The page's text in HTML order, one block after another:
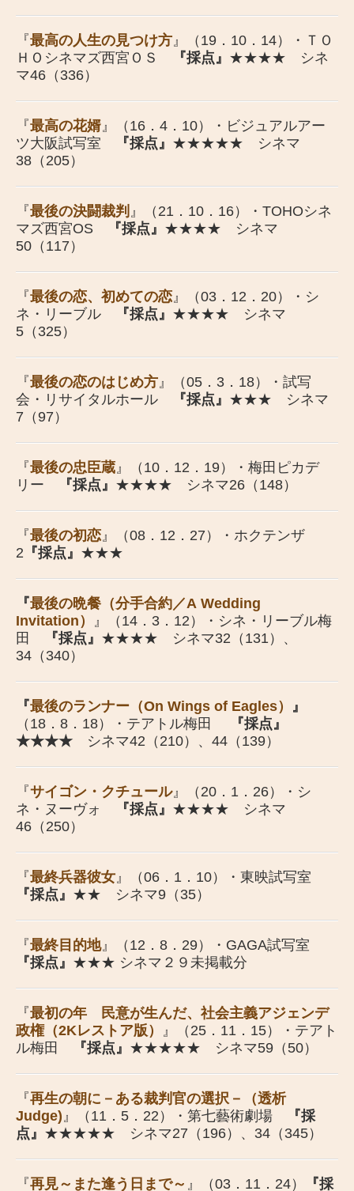
『最高の人生の見つけ方 』（19．10．14）・ＴＯ
ＨＯシネマズ西宮ＯＳ
『採点』 ★★★★ シネ
マ46（336）
『最高の花婿 』（16．4．10）・ビジュアルアー
ツ大阪試写室
『採点』 ★★★★★ シネマ
38（205）
『最後の決闘裁判 』（21．10．16）・TOHOシネ
マズ西宮OS
『採点』 ★★★★ シネマ
50（117）
『最後の恋、初めての恋 』（03．12．20）・シ
ネ・リーブル
『採点』 ★★★★ シネマ
5（325）
『最後の恋のはじめ方 』（05．3．18）・試写
会・リサイタルホール
『採点』 ★★★ シネマ
7（97）
『最後の忠臣蔵 』（10．12．19）・梅田ピカデ
リー
『採点』 ★★★★ シネマ26（148）
『最後の初恋 』（08．12．27）・ホクテンザ
2 『採点』 ★★★
『最後の晩餐（分手合約／A Wedding
Invitation）
』（14．3．12）・シネ・リーブル梅
田
『採点』 ★★★★ シネマ32（131）、
34（340）
『最後のランナー（On Wings of Eagles）
』
（18．8．18）・テアトル梅田
『採点』
★★★★ シネマ42（210）、44（139）
『サイゴン・クチュール』（20．1．26）・シ
ネ・ヌーヴォ
『採点』 ★★★★ シネマ
46（250）
『最終兵器彼女 』（06．1．10）・東映試写室
『採点』 ★★ シネマ9（35）
『最終目的地』（12．8．29）・GAGA試写室
『採点』 ★★★ シネマ２９未掲載分
『最初の年 民意が生んだ、社会主義アジェンデ
政権（2Kレストア版）
』（25．11．15）・テアト
ル梅田
『採点』 ★★★★★ シネマ59（50）
『再生の朝に－ある裁判官の選択－（透析
Judge) 』（11．5．22）・第七藝術劇場
『採
点』 ★★★★★ シネマ27（196）、34（345）
『再見～また逢う日まで～ 』（03．11．24） 『採